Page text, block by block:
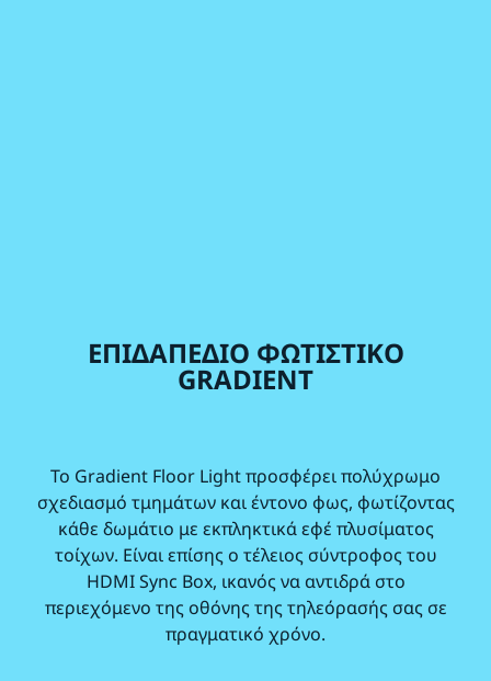
ΕΠΙΔΑΠΕΔΙΟ ΦΩΤΙΣΤΙΚΟ
GRADIENT
Το Gradient Floor Light προσφέρει πολύχρωμο
σχεδιασμό τμημάτων και έντονο φως, φωτίζοντας
κάθε δωμάτιο με εκπληκτικά εφέ πλυσίματος
τοίχων. Είναι επίσης ο τέλειος σύντροφος του
HDMI Sync Box, ικανός να αντιδρά στο
περιεχόμενο της οθόνης της τηλεόρασής σας σε
πραγματικό χρόνο.